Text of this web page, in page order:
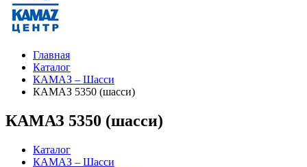
Главная
Каталог
КАМАЗ – Шасси
КАМАЗ 5350 (шасси)
КАМАЗ 5350 (шасси)
Каталог
КАМАЗ – Шасси